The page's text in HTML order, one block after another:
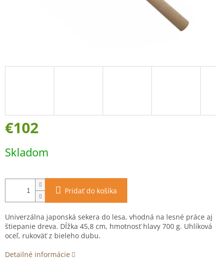
€102
cena:
Skladom
Pridať do košíka
Univerzálna japonská sekera do lesa, vhodná na lesné práce aj
štiepanie dreva. Dĺžka 45,8 cm, hmotnosť hlavy 700 g. Uhlíková
oceľ, rukoväť z bieleho dubu.
Detailné informácie